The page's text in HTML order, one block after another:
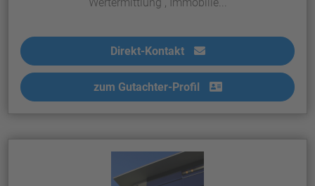
Direkt-Kontakt
zum Gutachter-Profil